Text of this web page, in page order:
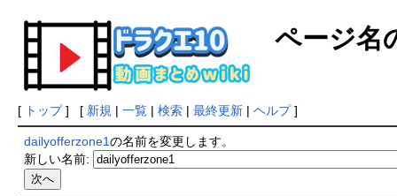
ページ名
[ トップ] [ 新規 | 一覧| 検索| 最終更新| ヘルプ]
dailyofferzone1の名前を変更します。
新しい名前: